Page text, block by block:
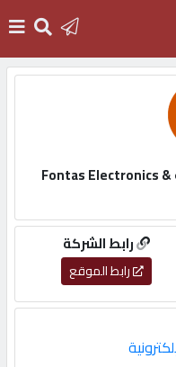
الفنطاس للالكترونيات والخدمات Fontas Electronics &
رابط الشركة
رابط الموقع